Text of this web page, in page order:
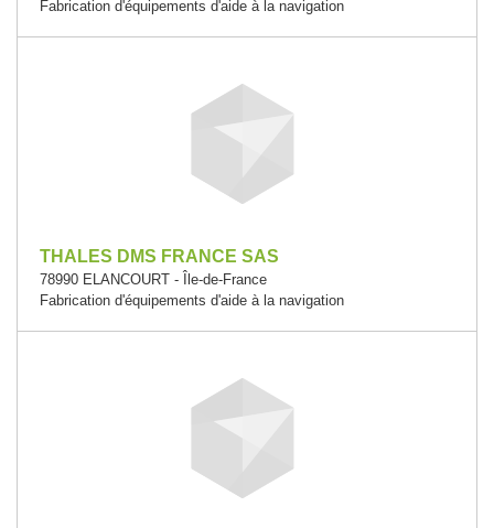
Fabrication d'équipements d'aide à la navigation
THALES DMS FRANCE SAS
78990 ELANCOURT - Île-de-France
Fabrication d'équipements d'aide à la navigation